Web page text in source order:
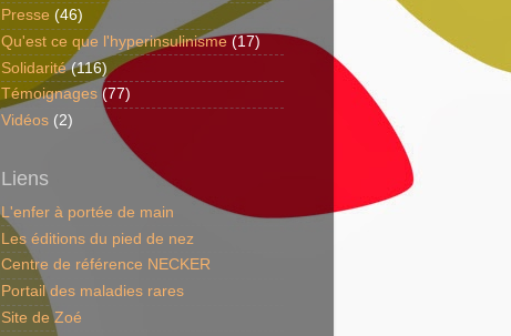
Presse (46)
Qu'est ce que l'hyperinsulinisme (17)
Solidarité (116)
Témoignages (77)
Vidéos (2)
Liens
L'enfer à portée de main
Les éditions du pied de nez
Centre de référence NECKER
Portail des maladies rares
Site de Zoé